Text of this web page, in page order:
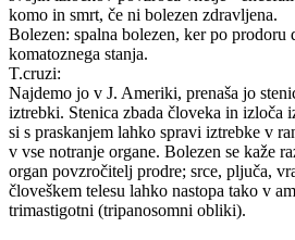
komo in smrt, če ni bolezen zdravljena.
Bolezen: spalna bolezen, ker po prodoru
komatoznega stanja.
T.cruzi:
Najdemo jo v J. Ameriki, prenaša jo
iztrebki. Stenica zbada človeka in izloča
si s praskanjem lahko spravi iztrebke v
v vse notranje organe. Bolezen se kaže
organ povzročitelj prodre; srce, pljuča,
človeškem telesu lahko nastopa tako v
trimastigotni (tripanosomni obliki).